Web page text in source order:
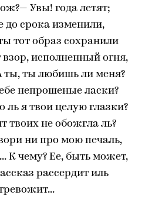
Увы! года летят;
до срока изменили,
тот образ сохранили
взор, исполненный огня,
ты, ты любишь ли меня?
непрошеные ласки?
ль я твои целую глазки?
твоих не обожгла ль?
ни про мою печаль,
К чему? Ее, быть может,
рассердит иль